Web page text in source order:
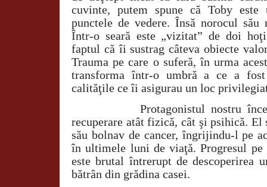
cuvinte, putem spune că Toby
punctele de vedere. Însă norocul
Într-o seară este „vizitat” de doi
faptul că îi sustrag câteva obiecte
Trauma pe care o suferă, în urma
transforma într-o umbră a ce a fost
calităţile ce îi asigurau un loc
Protagonistul nostru
recuperare atât fizică, cât şi psihică. El
său bolnav de cancer, îngrijindu-l pe
în ultimele luni de viaţă. Progresul pe
este brutal întrerupt de descoperirea
bătrân din grădina casei.